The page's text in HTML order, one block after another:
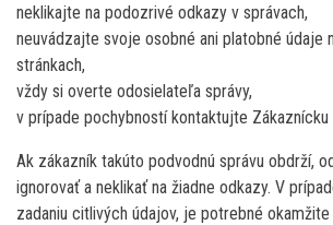
neklikajte na podozrivé odkazy v správach,
neuvádzajte svoje osobné ani platobné údaje
stránkach,
vždy si overte odosielateľa správy,
v prípade pochybností kontaktujte Zákaznícku
Ak zákazník takúto podvodnú správu obdrží,
ignorovať a neklikať na žiadne odkazy. V
zadaniu citlivých údajov, je potrebné